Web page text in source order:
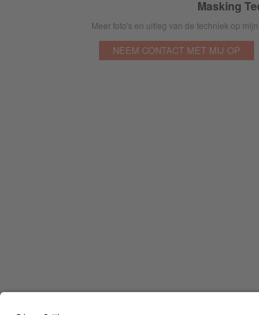
Masking
Meer foto's en uitleg van de techniek op mijn
NEEM CONTACT MET MIJ OP